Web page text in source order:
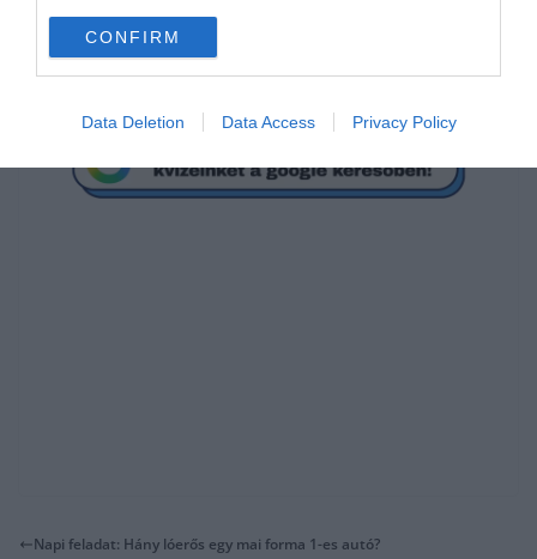
CONFIRM
Data Deletion Data Access Privacy Policy
csatlakozhatszFacebookcsoportunkhoz is.
Napi feladat: Hány lóerős egy mai forma 1-es autó?